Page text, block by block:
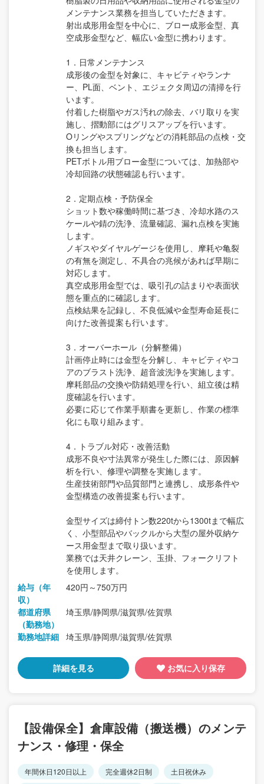
メンテナンス業務を担当していただきます。
射出成形用金型を中心に、ブロー成形金型、真
空成形金型など、幅広い金型に携わります。
1．日常メンテナンス
成形後の金型を対象に、キャビティやランナ
ー、PL面、ベント、エジェクタ周辺の清掃を行
います。
付着した樹脂やガス汚れの除去、バリ取りを実
施し、摺動部にはグリスアップを行います。
Oリングやスプリングなどの消耗部品の点検・交
換も担当します。
PETボトル用ブロー金型については、加熱部や
冷却回路の状態確認も行います。
2．定期点検・予防保全
ショット数や稼働時間に基づき、冷却水路のス
ケールや錆の洗浄、流量確認、漏れ点検を実施
します。
ノギスやダイヤルゲージを使用し、摩耗や亀裂
の有無を測定し、不具合の兆候があれば早期に
対応します。
真空成形用金型では、吸引孔の詰まりや表面状
態を重点的に確認します。
点検結果を記録し、不良低減や金型寿命延長に
向けた改善提案も行います。
3．オーバーホール（分解整備）
計画停止時には金型を分解し、キャビティやコ
アのブラスト洗浄、超音波洗浄を実施します。
摩耗部品の交換や防錆処理を行い、組立後は精
度確認を行います。
必要に応じて作業手順書を更新し、作業の標準
化にも取り組みます。
4．トラブル対応・改善活動
成形不良や寸法異常が発生した際には、原因解
析を行い、修理や調整を実施します。
生産技術部門や品質部門と連携し、成形条件や
金型構造の改善提案も行います。
金型サイズは締付トン数220tから1300tまで幅広
く、小型部品やバックルから大型の屋外収納ケ
ース用金型まで取り扱います。
業務では天井クレーン、玉掛、フォークリフト
を使用します。
給与（年
収）
420円～750万円
都道府県
（勤務地）
埼玉県/静岡県/滋賀県/佐賀県
勤務地詳細 埼玉県/静岡県/滋賀県/佐賀県
詳細を見る お気に入り保存
【設備保全】倉庫設備（搬送機）のメンテ
ナンス・修理・保全
年間休日120日以上 完全週休2日制
土日祝休み